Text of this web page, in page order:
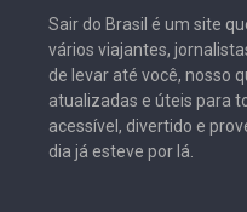
Sair do Brasil é um site
vários viajantes,
de levar até você, nosso
atualizadas e úteis para
acessível, divertido e
dia já esteve por lá.